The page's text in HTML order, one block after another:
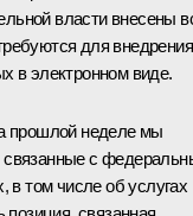
власти внесены
для внедрения
в электронном виде.
прошлой неделе мы
связанные с
в том числе об услугах